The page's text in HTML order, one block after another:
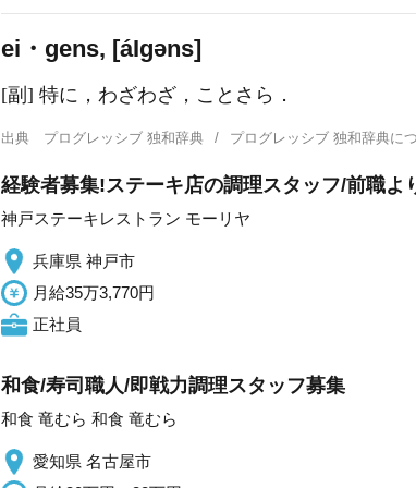
ei・gens, [áIɡəns]
[副] 特に，わざわざ，ことさら．
出典 プログレッシブ 独和辞典 プログレッシブ 独和辞典
経験者募集!ステーキ店の調理スタッフ/前職
神戸ステーキレストラン モーリヤ
兵庫県 神戸市
月給35万3,770円
正社員
和食/寿司職人/即戦力調理スタッフ募集
和食 竜むら 和食 竜むら
愛知県 名古屋市